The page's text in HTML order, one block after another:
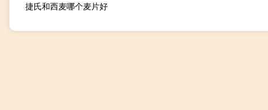
捷氏和西麦哪个麦片好